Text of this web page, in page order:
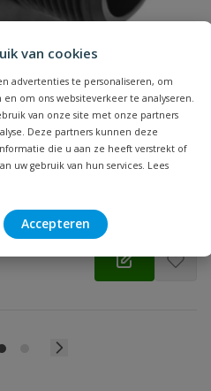
van cookies
advertenties te personaliseren, om
om ons websiteverkeer te analyseren.
van onze site met onze partners
Deze partners kunnen deze
die u aan ze heeft verstrekt of
uw gebruik van hun services. Lees
Accepteren
¾" binnendraad